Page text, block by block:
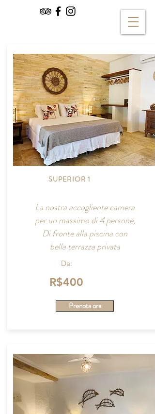
SUPERIOR 1
La nostra accogliente camera
per un massimo di 4 persone,
Di fronte alla piscina con
bella terrazza privata
Da:
R$400
Prenota ora